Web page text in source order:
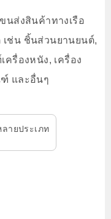
นส่งสินค้าทางเรือ
ช่น ชิ้นส่วนยานยนต์,
รื่องหนัง, เครื่อง
และอื่นๆ
ายประเภท